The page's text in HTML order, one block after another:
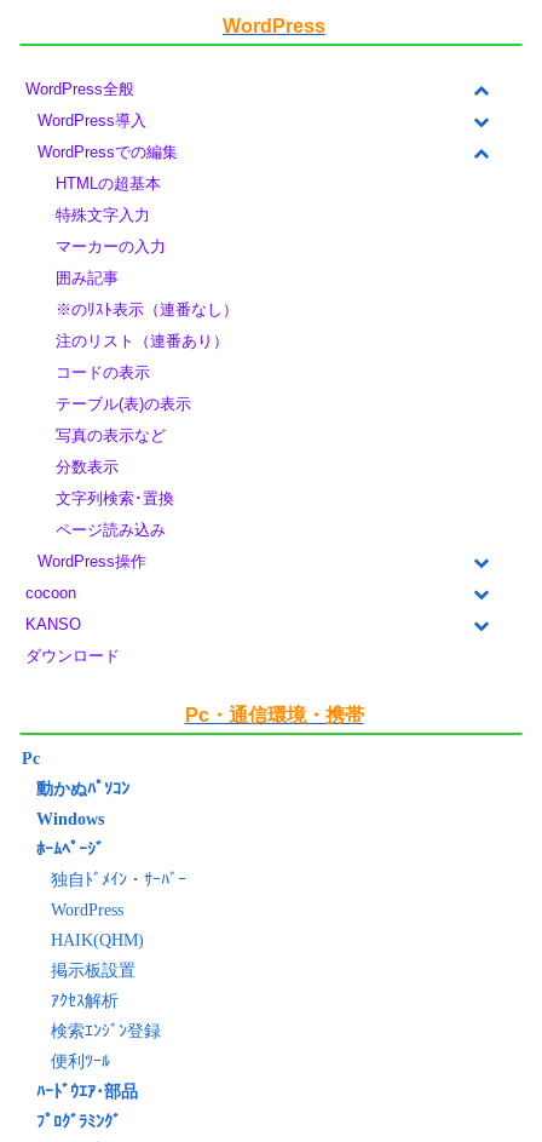
WordPress
WordPress全般
WordPress導入
WordPressでの編集
HTMLの超基本
特殊文字入力
マーカーの入力
囲み記事
※のﾘｽﾄ表示（連番なし）
注のリスト（連番あり）
コードの表示
テーブル(表)の表示
写真の表示など
分数表示
文字列検索･置換
ページ読み込み
WordPress操作
cocoon
KANSO
ダウンロード
Pc・通信環境・携帯
Pc
動かぬﾊﾟｿｺﾝ
Windows
ﾎｰﾑﾍﾟｰｼﾞ
独自ﾄﾞﾒｲﾝ・ｻｰﾊﾞｰ
WordPress
HAIK(QHM)
掲示板設置
ｱｸｾｽ解析
検索ｴﾝｼﾞﾝ登録
便利ﾂｰﾙ
ﾊｰﾄﾞｳｴｱ･部品
ﾌﾟﾛｸﾞﾗﾐﾝｸﾞ